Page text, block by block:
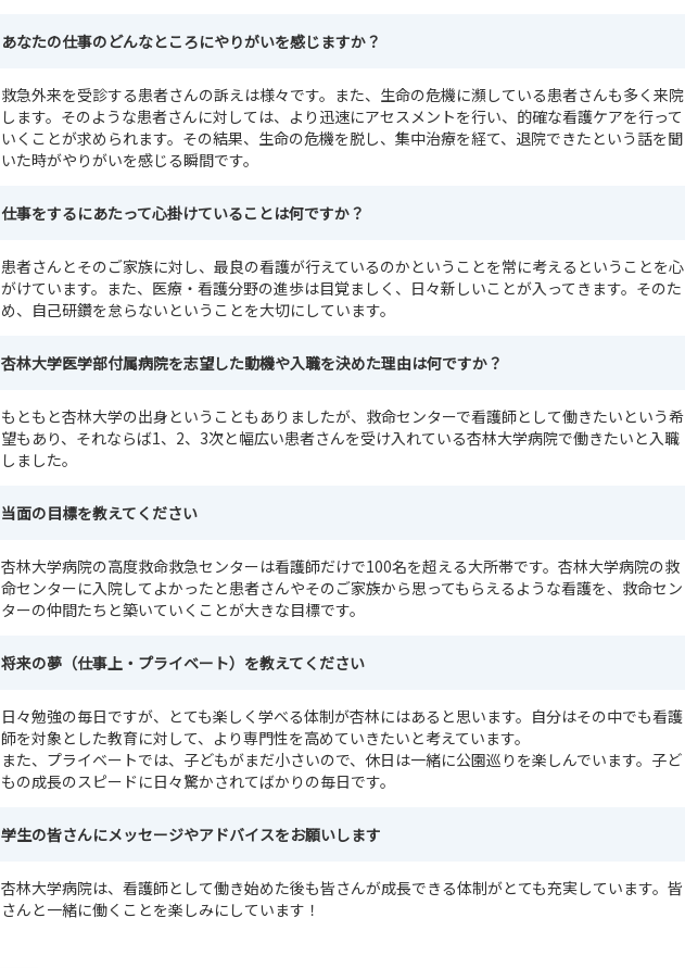
あなたの仕事のどんなところにやりがいを感じますか？
救急外来を受診する患者さんの訴えは様々です。また、生命の危機に瀕している患者さんも多く来院
します。そのような患者さんに対しては、より迅速にアセスメントを行い、的確な看護ケアを行って
いくことが求められます。その結果、生命の危機を脱し、集中治療を経て、退院できたという話を聞
いた時がやりがいを感じる瞬間です。
仕事をするにあたって心掛けていることは何ですか？
患者さんとそのご家族に対し、最良の看護が行えているのかということを常に考えるということを心
がけています。また、医療・看護分野の進歩は目覚ましく、日々新しいことが入ってきます。そのた
め、自己研鑽を怠らないということを大切にしています。
杏林大学医学部付属病院を志望した動機や入職を決めた理由は何ですか？
もともと杏林大学の出身ということもありましたが、救命センターで看護師として働きたいという希
望もあり、それならば1、2、3次と幅広い患者さんを受け入れている杏林大学病院で働きたいと入職
しました。
当面の目標を教えてください
杏林大学病院の高度救命救急センターは看護師だけで100名を超える大所帯です。杏林大学病院の救
命センターに入院してよかったと患者さんやそのご家族から思ってもらえるような看護を、救命セン
ターの仲間たちと築いていくことが大きな目標です。
将来の夢（仕事上・プライベート）を教えてください
日々勉強の毎日ですが、とても楽しく学べる体制が杏林にはあると思います。自分はその中でも看護
師を対象とした教育に対して、より専門性を高めていきたいと考えています。
また、プライベートでは、子どもがまだ小さいので、休日は一緒に公園巡りを楽しんでいます。子ど
もの成長のスピードに日々驚かされてばかりの毎日です。
学生の皆さんにメッセージやアドバイスをお願いします
杏林大学病院は、看護師として働き始めた後も皆さんが成長できる体制がとても充実しています。皆
さんと一緒に働くことを楽しみにしています！